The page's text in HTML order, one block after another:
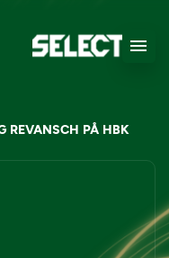
REVANSCH PÅ HBK